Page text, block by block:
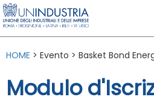
HOME > Evento > Basket Bond
Modulo